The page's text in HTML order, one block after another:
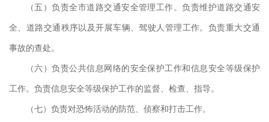
（五）负责全市道路交通安全管理工作。负责维护道路交通安
全、道路交通秩序以及开展车辆、驾驶人管理工作。负责重大交通
事故的查处。
（六）负责公共信息网络的安全保护工作和信息安全等级保护
工作。负责信息安全等级保护工作的监督、检查、指导。
（七）负责对恐怖活动的防范、侦察和打击工作。